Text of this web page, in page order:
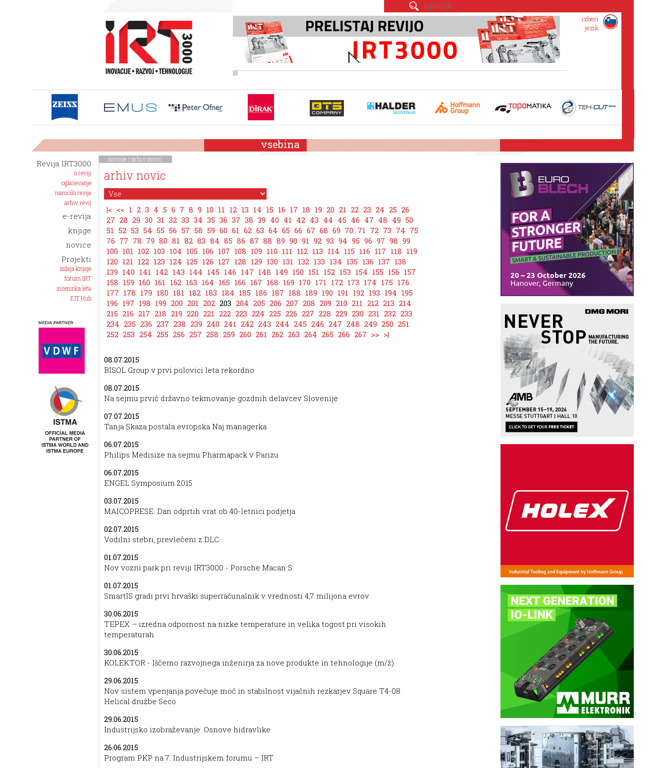
izberi
jezik
Revija IRT3000
o reviji
oglaševanje
naročilo revije
arhiv revij
e-revija
knjige
novice
Projekti
izdaja knjige
forum IRT
inženirka leta
EIT Hub
vsebina
novice |arhiv novic
arhiv novic
|< << 1 2 3 4 5 6 7 8 9 10 11 12 13 14 15 16 17 18 19 20 21 22 23 24 25 26
27 28 29 30 31 32 33 34 35 36 37 38 39 40 41 42 43 44 45 46 47 48 49 50
51 52 53 54 55 56 57 58 59 60 61 62 63 64 65 66 67 68 69 70 71 72 73 74 75
76 77 78 79 80 81 82 83 84 85 86 87 88 89 90 91 92 93 94 95 96 97 98 99
100 101 102 103 104 105 106 107 108 109 110 111 112 113 114 115 116 117 118 119
120 121 122 123 124 125 126 127 128 129 130 131 132 133 134 135 136 137 138
139 140 141 142 143 144 145 146 147 148 149 150 151 152 153 154 155 156 157
158 159 160 161 162 163 164 165 166 167 168 169 170 171 172 173 174 175 176
177 178 179 180 181 182 183 184 185 186 187 188 189 190 191 192 193 194 195
196 197 198 199 200 201 202 203 204 205 206 207 208 209 210 211 212 213 214
215 216 217 218 219 220 221 222 223 224 225 226 227 228 229 230 231 232 233
234 235 236 237 238 239 240 241 242 243 244 245 246 247 248 249 250 251
252 253 254 255 256 257 258 259 260 261 262 263 264 265 266 267 >> >|
08.07.2015
BISOL Group v prvi polovici leta rekordno
08.07.2015
Na sejmu prvič državno tekmovanje gozdnih delavcev Slovenije
07.07.2015
Tanja Skaza postala evropska Naj managerka
06.07.2015
Philips Medisize na sejmu Pharmapack v Parizu
06.07.2015
ENGEL Symposium 2015
03.07.2015
MAICOPRESE: Dan odprtih vrat ob 40-letnici podjetja
02.07.2015
Vodilni stebri, prevlečeni z DLC
01.07.2015
Nov vozni park pri reviji IRT3000 - Porsche Macan S
01.07.2015
SmartIS gradi prvi hrvaški superračunalnik v vrednosti 4,7 milijona evrov
30.06.2015
TEPEX – izredna odpornost na nizke temperature in velika togost pri visokih
temperaturah
30.06.2015
KOLEKTOR - Iščemo razvojnega inženirja za nove produkte in tehnologije (m/ž)
29.06.2015
Nov sistem vpenjanja povečuje moč in stabilnost vijačnih rezkarjev Square T4-08
Helical družbe Seco
29.06.2015
Industrijsko izobraževanje: Osnove hidravlike
26.06.2015
Program PKP na 7. Industrijskem forumu – IRT